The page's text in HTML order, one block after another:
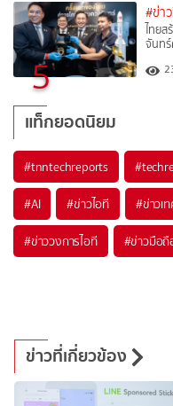
5
#ข่า
ไทยส
จันท
แท็กยอดนิยม
#tnntechreports #
#AI #ข่าวไอที #ข่าวเ
#ข่าววงการไอที #ข่าวมือถื
ข่าวที่เกี่ยวข้อง